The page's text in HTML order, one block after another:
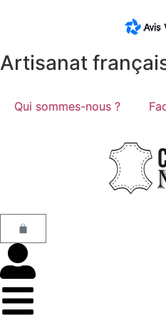
Artisanat
Qui sommes-nous ?